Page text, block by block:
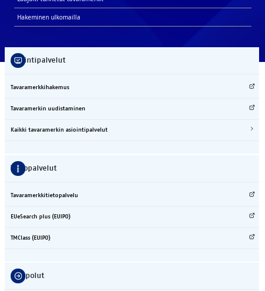
Ha­ke­mi­nen ul­ko­mail­la
Asioin­ti­pal­ve­lut
Ta­va­ra­merk­ki­ha­ke­mus
Ta­va­ra­mer­kin uu­dis­ta­mi­nen
Kaik­ki ta­va­ra­mer­kin asioin­ti­pal­ve­lut
Tie­to­pal­ve­lut
Ta­va­ra­merk­ki­tie­to­pal­ve­lu
EUe­Search plus (EUI­PO)
TMClass (EUI­PO)
Oi­ko­po­lut